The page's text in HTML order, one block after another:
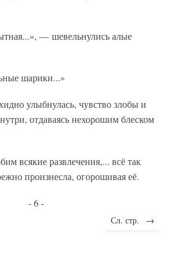
— шевельнулись алые
шарики...»
улыбнулась, чувство злобы и
отдаваясь нехорошим блеском
всякие развлечения,... всё так
произнесла, огорошивая её.
- 6 -
Сл. стр. →